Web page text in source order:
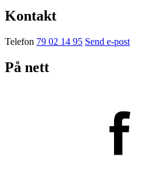
Kontakt
Telefon 79 02 14 95 Send e-post
På nett